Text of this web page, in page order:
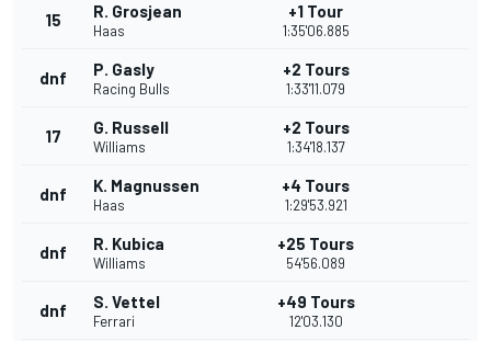
15 R. Grosjean
Haas
+1 Tour
1:35'06.885
dnf P. Gasly
Racing Bulls
+2 Tours
1:33'11.079
17 G. Russell
Williams
+2 Tours
1:34'18.137
dnf K. Magnussen
Haas
+4 Tours
1:29'53.921
dnf R. Kubica
Williams
+25 Tours
54'56.089
dnf S. Vettel
Ferrari
+49 Tours
12'03.130